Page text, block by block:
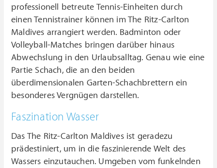
professionell betreute Tennis-Einheiten durch
einen Tennistrainer können im The Ritz-Carlton
Maldives arrangiert werden. Badminton oder
Volleyball-Matches bringen darüber hinaus
Abwechslung in den Urlaubsalltag. Genau wie eine
Partie Schach, die an den beiden
überdimensionalen Garten-Schachbrettern ein
besonderes Vergnügen darstellen.
Faszination Wasser
Das The Ritz-Carlton Maldives ist geradezu
prädestiniert, um in die faszinierende Welt des
Wassers einzutauchen. Umgeben vom funkelnden